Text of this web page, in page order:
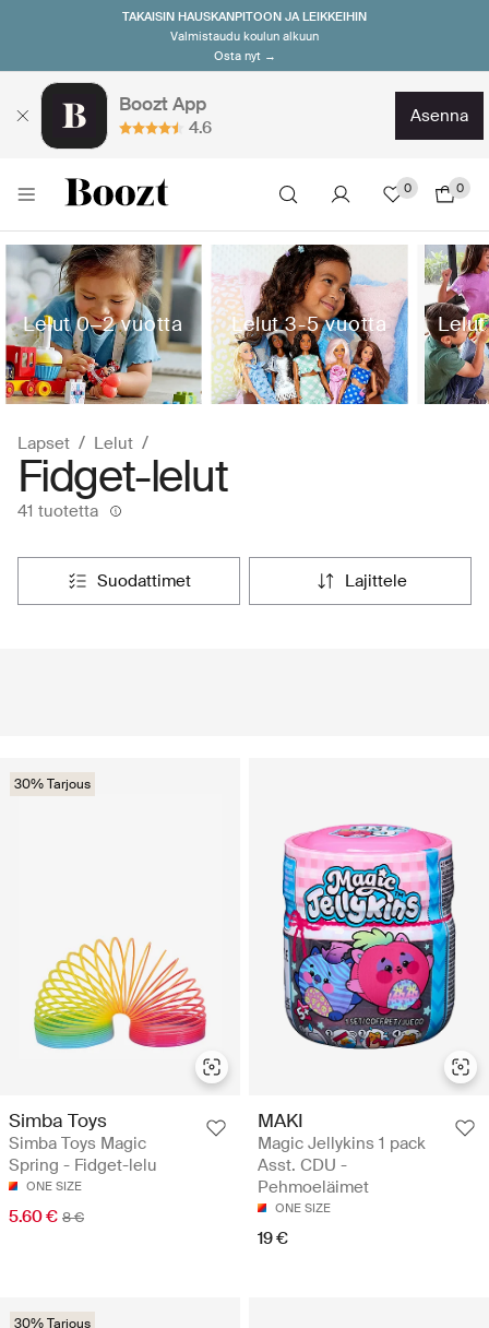
TAKAISIN HAUSKANPITOON JA LEIKKEIHIN
Valmistaudu koulun alkuun
Osta nyt →
Boozt App
4.6
asenna
0 0
Lelut 0‒2 vuotta Lelut 3-5 vuotta
Lapset Lelut
Fidget-lelut
41 tuotetta
suodattimet lajittele
30% Tarjous
Simba Toys
Simba Toys Magic
Spring - Fidget-lelu
ONE SIZE
5.60 € 8 €
MAKI
Magic Jellykins 1 pack
Asst. CDU -
Pehmoeläimet
ONE SIZE
19 €
30% Tarjous